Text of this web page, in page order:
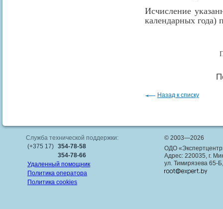
Исчисление
календарных года)
Назад к списку
Служба технической поддержки:
(+375 17) 354-78-58
354-78-66
Удаленный помощник
Политика оператора
Политика cookies
© 2003—2026
ОДО
Адрес: 220035, г.
ул. Тимирязева 65-